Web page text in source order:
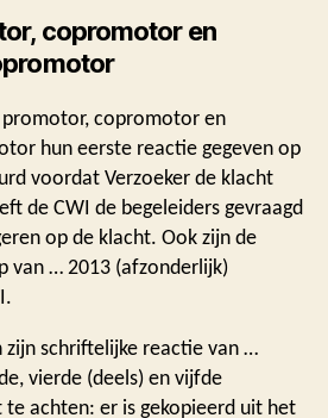
copromotor en
copromotor en
hun eerste reactie gegeven op
voordat Verzoeker de klacht
de CWI de begeleiders gevraagd
op de klacht. Ook zijn de
van … 2013 (afzonderlijk)
schriftelijke reactie van …
vierde (deels) en vijfde
te achten: er is gekopieerd uit het